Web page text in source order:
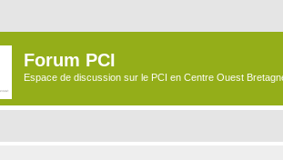
Forum PCI
Espace de discussion sur le PCI en Centre Ouest